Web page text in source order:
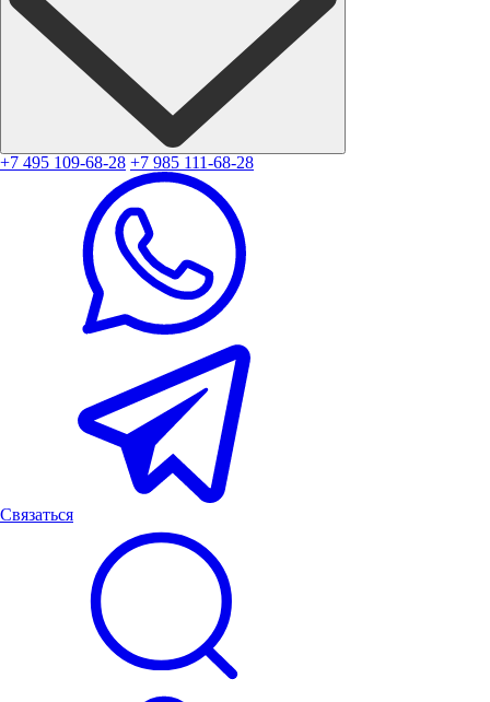
+7 495 109-68-28 +7 985 111-68-28
Связаться